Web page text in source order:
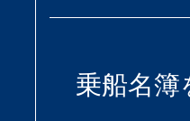
乗船名